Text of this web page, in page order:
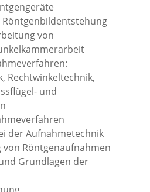
von
Rechtwinkeltechnik,
und
der Aufnahmetechnik
Röntgenaufnahmen
Grundlagen der